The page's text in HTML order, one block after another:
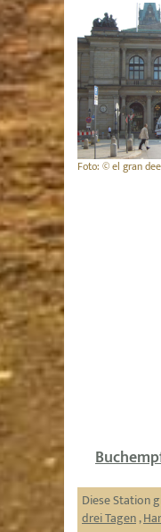
Foto: © el gran
Diese Station
drei Tagen,